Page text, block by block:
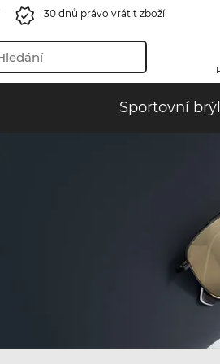
30 dnů právo vrátit zboží
Sportovní